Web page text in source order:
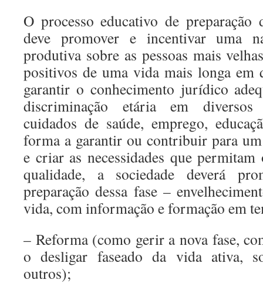
O processo educativo de
deve promover e incentivar uma
produtiva sobre as pessoas mais
positivos de uma vida mais longa em
garantir o conhecimento jurídico
discriminação etária em diversos
cuidados de saúde, emprego,
forma a garantir ou contribuir para
e criar as necessidades que
qualidade, a sociedade deverá
preparação dessa fase –
vida, com informação e formação em
– Reforma (como gerir a nova fase,
o desligar faseado da vida ativa,
outros);